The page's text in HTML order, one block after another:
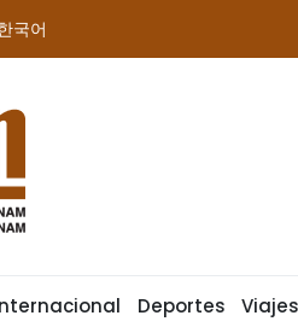
국어
Deportes Viajes